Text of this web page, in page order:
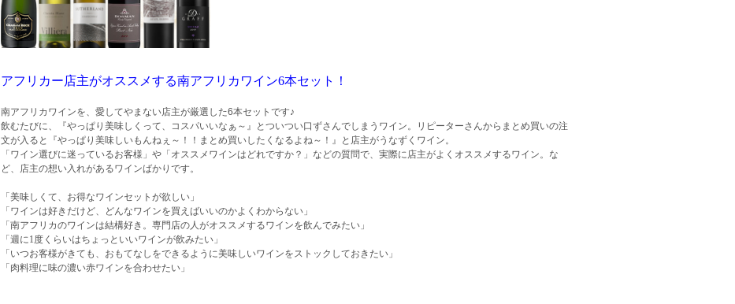
アフリカー店主がオススメする南アフリカワイン6本セット！
南アフリカワインを、愛してやまない店主が厳選した6本セットです♪
飲むたびに、『やっぱり美味しくって、コスパいいなぁ～』とついつい口ずさんでしまうワイン。リピーターさんからまとめ買いの注
文が入ると『やっぱり美味しいもんねぇ～！！まとめ買いしたくなるよね～！』と店主がうなずくワイン。
「ワイン選びに迷っているお客様」や「オススメワインはどれですか？」などの質問で、実際に店主がよくオススメするワイン。な
ど、店主の想い入れがあるワインばかりです。
「美味しくて、お得なワインセットが欲しい」
「ワインは好きだけど、どんなワインを買えばいいのかよくわからない」
「南アフリカのワインは結構好き。専門店の人がオススメするワインを飲んでみたい」
「週に1度くらいはちょっといいワインが飲みたい」
「いつお客様がきても、おもてなしをできるように美味しいワインをストックしておきたい」
「肉料理に味の濃い赤ワインを合わせたい」